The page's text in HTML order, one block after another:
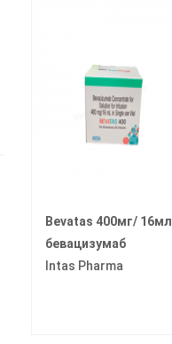
Bevatas 400мг/ 16мл
бевацизумаб
Intas Pharma